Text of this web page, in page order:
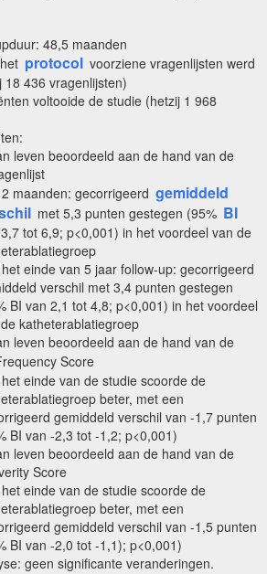
48,5 maanden
protocol voorziene vragenlijsten werd
436 vragenlijsten)
voltooide de studie (hetzij 1 968
leven beoordeeld aan de hand van de
maanden: gecorrigeerd gemiddeld
met 5,3 punten gestegen (95% BI
tot 6,9; p<0,001) in het voordeel van de
einde van 5 jaar follow-up: gecorrigeerd
verschil met 3,4 punten gestegen
BI van 2,1 tot 4,8; p<0,001) in het voordeel
katheterablatiegroep
leven beoordeeld aan de hand van de
Score
einde van de studie scoorde de
beter, met een
gemiddeld verschil van -1,7 punten
BI van -2,3 tot -1,2; p<0,001)
leven beoordeeld aan de hand van de
Score
einde van de studie scoorde de
beter, met een
gemiddeld verschil van -1,5 punten
BI van -2,0 tot -1,1); p<0,001)
geen significante veranderingen.